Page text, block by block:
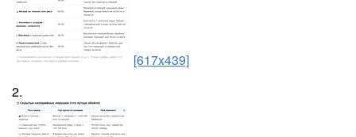
[617x439]
2.